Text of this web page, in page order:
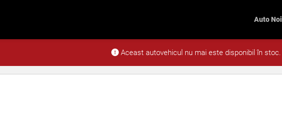
Auto Noi
Aceast autovehicul nu mai este disponibil în stoc.
BYD SEAL U DM-i 5 uși Comfort PHEV 160 kW AT